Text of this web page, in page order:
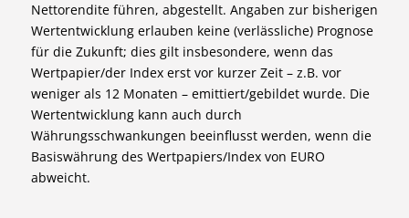
Nettorendite führen, abgestellt. Angaben zur bisherigen
Wertentwicklung erlauben keine (verlässliche) Prognose
für die Zukunft; dies gilt insbesondere, wenn das
Wertpapier/der Index erst vor kurzer Zeit – z.B. vor
weniger als 12 Monaten – emittiert/gebildet wurde. Die
Wertentwicklung kann auch durch
Währungsschwankungen beeinflusst werden, wenn die
Basiswährung des Wertpapiers/Index von EURO
abweicht.